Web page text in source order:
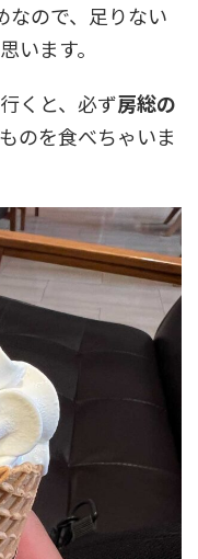
なので、足りない
います。
くと、必ず房総の
のを食べちゃいま